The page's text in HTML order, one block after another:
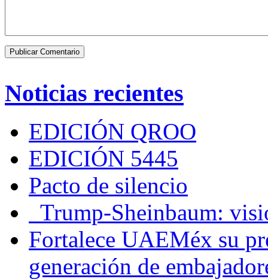
Noticias recientes
EDICIÓN QROO
EDICIÓN 5445
Pacto de silencio
Trump-Sheinbaum:
Fortalece UAEMéx su
generación de